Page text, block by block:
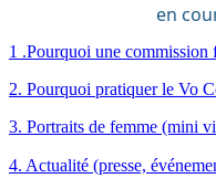
en
1 .Pourquoi une commission
2. Pourquoi pratiquer le Vo
3. Portraits de femme (mini
4. Actualité (presse,